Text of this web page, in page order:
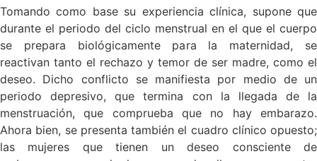
Tomando como base su experiencia clínica, supone que
durante el periodo del ciclo menstrual en el que el cuerpo
se prepara biológicamente para la maternidad, se
reactivan tanto el rechazo y temor de ser madre, como el
deseo. Dicho conflicto se manifiesta por medio de un
periodo depresivo, que termina con la llegada de la
menstruación, que comprueba que no hay embarazo.
Ahora bien, se presenta también el cuadro clínico opuesto;
las mujeres que tienen un deseo consciente de